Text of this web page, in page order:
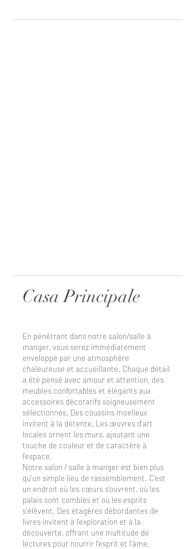
Casa Principale
En pénétrant dans notre salon/salle à
manger, vous serez immédiatement
enveloppé par une atmosphère
chaleureuse et accueillante. Chaque détail
a été pensé avec amour et attention, des
meubles confortables et élégants aux
accessoires décoratifs soigneusement
sélectionnés. Des coussins moelleux
invitent à la détente. Les œuvres d'art
locales ornent les murs, ajoutant une
touche de couleur et de caractère à
l'espace.
Notre salon / salle à manger est bien plus
qu'un simple lieu de rassemblement. C'est
un endroit où les cœurs s'ouvrent, où les
palais sont comblés et où les esprits
s'élèvent. Des étagères débordantes de
livres invitent à l'exploration et à la
découverte, offrant une multitude de
lectures pour nourrir l'esprit et l'âme.